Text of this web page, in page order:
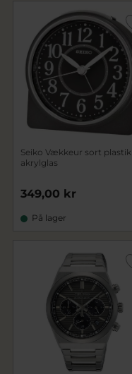
Seiko Vækkeur sort plastik
akrylglas
349,00 kr
På lager